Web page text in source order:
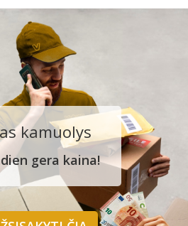
kamuolys
gera kaina!